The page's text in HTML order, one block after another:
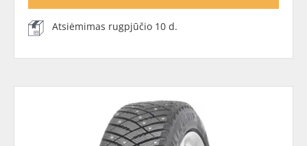
Atsiėmimas rugpjūčio 10 d.